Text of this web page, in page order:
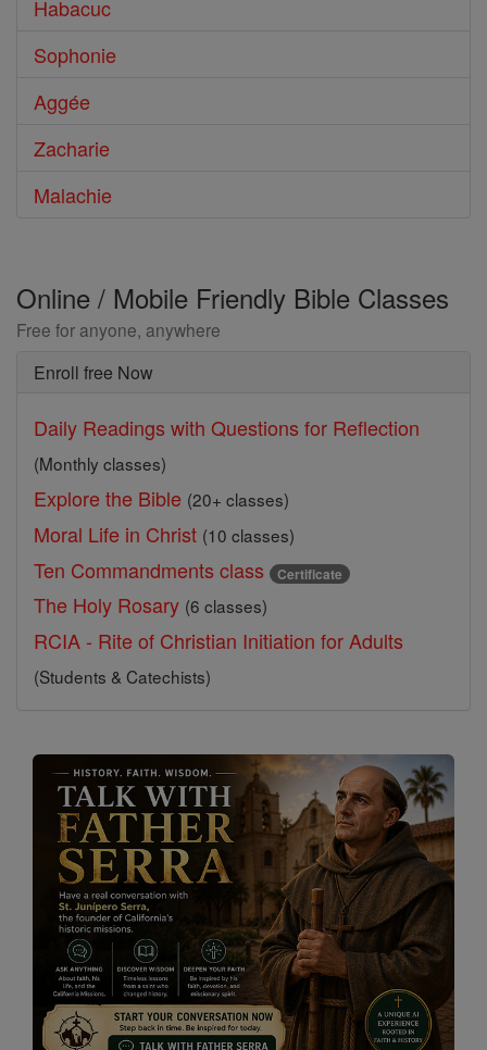
Habacuc
Sophonie
Aggée
Zacharie
Malachie
Online / Mobile Friendly Bible Classes
Free for anyone, anywhere
Enroll free Now
Daily Readings with Questions for Reflection
(Monthly classes)
Explore the Bible (20+ classes)
Moral Life in Christ (10 classes)
Ten Commandments class Certificate
The Holy Rosary (6 classes)
RCIA - Rite of Christian Initiation for Adults
(Students & Catechists)